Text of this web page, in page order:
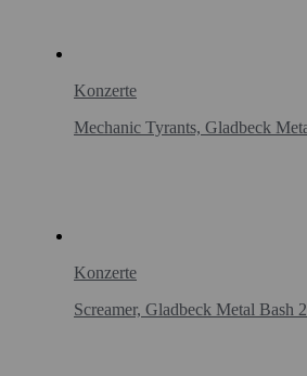
Konzerte
Mechanic Tyrants, Gladbeck
Konzerte
Screamer, Gladbeck Metal Bash